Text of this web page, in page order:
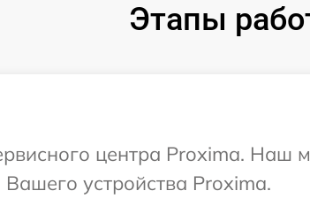
Этапы
центра Proxima.
устройства Proxima.